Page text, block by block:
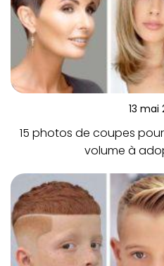
13 mai
15 photos de coupes
volume à